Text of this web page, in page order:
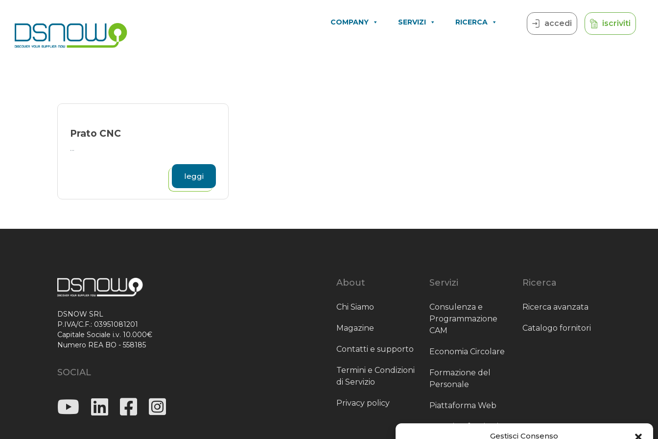
Gestisci Consenso
content
COMPANY SERVIZI RICERCA accedi iscriviti
Prato CNC
...
leggi
DSNOW SRL
P.IVA/C.F.: 03951081201
Capitale Sociale i.v. 10.000€
Numero REA BO - 558185
SOCIAL
About
Chi Siamo
Magazine
Contatti e supporto
Termini e Condizioni
di Servizio
Privacy policy
Servizi
Consulenza e
Programmazione
CAM
Economia Circolare
Formazione del
Personale
Piattaforma Web
Scouting fornitori
Ricerca
Ricerca avanzata
Catalogo fornitori